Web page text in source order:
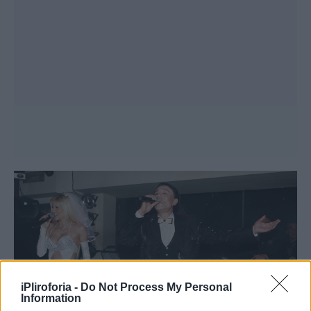
iPliroforia - Do Not Process My Personal
Information